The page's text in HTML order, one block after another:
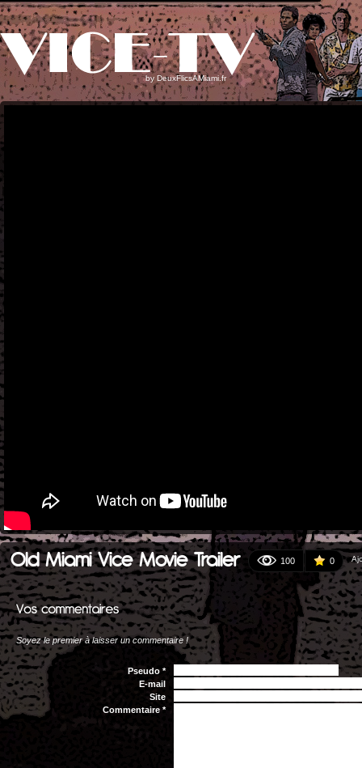
by DeuxFlicsAMiami.fr
Old Miami Vice Movie Trailer 100 0
Soyez le premier à laisser un commentaire !
Pseudo *
E-mail
Site
Commentaire *